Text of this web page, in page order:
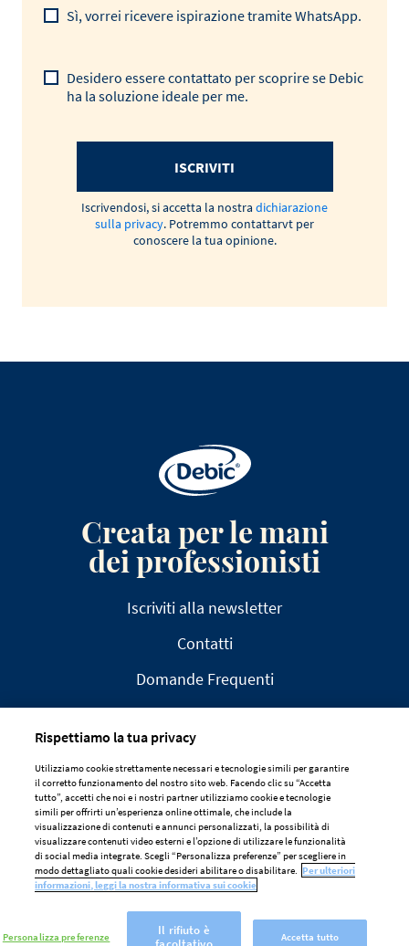
Sì, vorrei ricevere ispirazione tramite WhatsApp.
Desidero essere contattato per scoprire se Debic
ha la soluzione ideale per me.
ISCRIVITI
Iscrivendosi, si accetta la nostra dichiarazione
sulla privacy. Potremmo contattarvt per
conoscere la tua opinione.
Creata per le mani
dei professionisti
Iscriviti alla newsletter
Contatti
Domande Frequenti
AVVISO LEGALE
DICHIARAZIONE SULLA PRIVACY
POLITICA SUI COOKIE
Preferenze Dei Cookie
Rispettiamo la tua privacy
Utilizziamo cookie strettamente necessari e tecnologie simili per garantire
il corretto funzionamento del nostro sito web. Facendo clic su “Accetta
tutto”, accetti che noi e i nostri partner utilizziamo cookie e tecnologie
simili per offrirti un’esperienza online ottimale, che include la
visualizzazione di contenuti e annunci personalizzati, la possibilità di
visualizzare contenuti video esterni e l’opzione di utilizzare le funzionalità
di social media integrate. Scegli “Personalizza preferenze” per scegliere in
modo dettagliato quali cookie desideri abilitare o disabilitare. Per ulteriori
informazioni, leggi la nostra informativa sui cookie
Personalizza preferenze
Il rifiuto è
Accetta tutto